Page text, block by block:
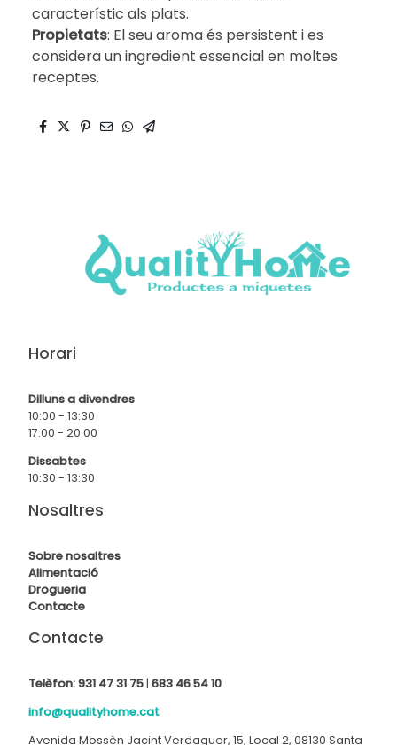
característic als plats.
Propietats: El seu aroma és persistent i es
considera un ingredient essencial en moltes
receptes.
Horari
Dilluns a divendres
10:00 - 13:30
17:00 - 20:00
Dissabtes
10:30 - 13:30
Nosaltres
Sobre nosaltres
Alimentació
Drogueria
Contacte
Contacte
Telèfon:931 47 31 75 | 683 46 54 10
info@qualityhome.cat
Avenida Mossèn Jacint Verdaguer, 15, Local 2, 08130 Santa